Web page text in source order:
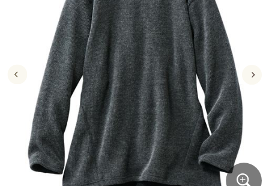
キッチン・雑貨・日用品
家具・収納
寝具・ベッド
カーテン・ラグ・ファブリック
美容・健康通販すべて
美容・健康・サプリメント
制服・スクール
制服・スクールすべて
制服・学生服
ジュニア・ティーンズ下着
大きいサイズ
大きいサイズ通販すべて
大きいサイズ レディース服
大きいサイズ レディース下着
バーゲン
バーゲンセール
シークレットセール
詳細検索
商品カテゴリ一覧
寝具・ベッド
カーテン・ラグ・ファブリック
美容・健康・サプリメント
制服・スクールすべて
制服・学生服
ジュニア・ティーンズ下着
大きいサイズ
大きいサイズ通販すべて
大きいサイズ レディース服
大きいサイズ レディース下着
大きいサイズ メンズ
バーゲン
バーゲンセール
シークレットセール
詳細検索
商品カテゴリ一覧
カタログ
カタログ・チラシからのご注文